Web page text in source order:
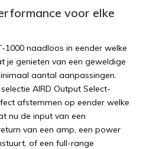
voor elke
1000 naadloos in eender welke
je genieten van een geweldige
aantal aanpassingen.
AIRD Output Select-
afstemmen op eender welke
nu de input van een
van een amp, een power
of een full-range